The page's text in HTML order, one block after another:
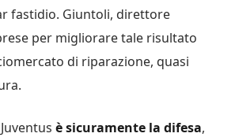
fastidio. Giuntoli, direttore
per migliorare tale risultato
di riparazione, quasi
è sicuramente la difesa,